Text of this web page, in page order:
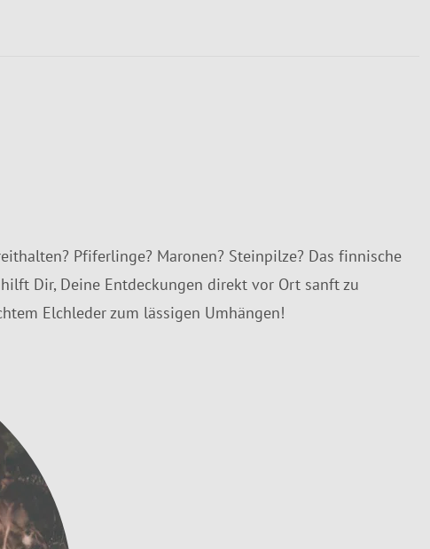
Pfiferlinge? Maronen? Steinpilze? Das finnische
Dir, Deine Entdeckungen direkt vor Ort sanft zu
Elchleder zum lässigen Umhängen!